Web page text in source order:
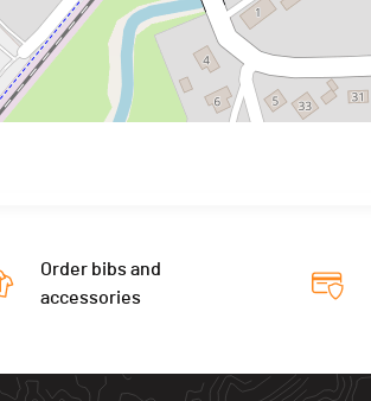
Order bibs and
accessories